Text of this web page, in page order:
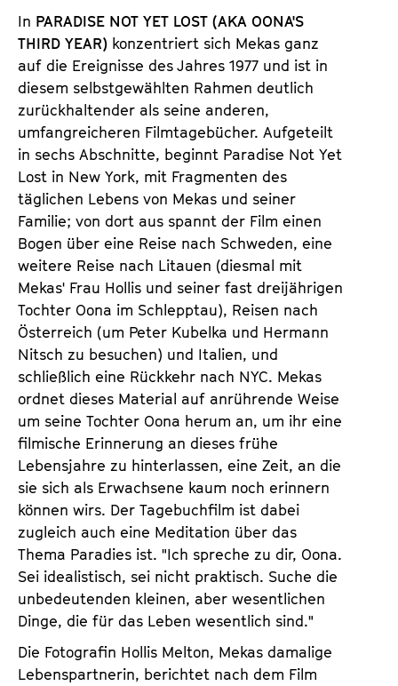
In PARADISE NOT YET LOST (AKA OONA'S
THIRD YEAR) konzentriert sich Mekas ganz
auf die Ereignisse des Jahres 1977 und ist in
diesem selbstgewählten Rahmen deutlich
zurückhaltender als seine anderen,
umfangreicheren Filmtagebücher. Aufgeteilt
in sechs Abschnitte, beginnt Paradise Not Yet
Lost in New York, mit Fragmenten des
täglichen Lebens von Mekas und seiner
Familie; von dort aus spannt der Film einen
Bogen über eine Reise nach Schweden, eine
weitere Reise nach Litauen (diesmal mit
Mekas' Frau Hollis und seiner fast dreijährigen
Tochter Oona im Schlepptau), Reisen nach
Österreich (um Peter Kubelka und Hermann
Nitsch zu besuchen) und Italien, und
schließlich eine Rückkehr nach NYC. Mekas
ordnet dieses Material auf anrührende Weise
um seine Tochter Oona herum an, um ihr eine
filmische Erinnerung an dieses frühe
Lebensjahre zu hinterlassen, eine Zeit, an die
sie sich als Erwachsene kaum noch erinnern
können wirs. Der Tagebuchfilm ist dabei
zugleich auch eine Meditation über das
Thema Paradies ist. "Ich spreche zu dir, Oona.
Sei idealistisch, sei nicht praktisch. Suche die
unbedeutenden kleinen, aber wesentlichen
Dinge, die für das Leben wesentlich sind."
Die Fotografin Hollis Melton, Mekas damalige
Lebenspartnerin, berichtet nach dem Film